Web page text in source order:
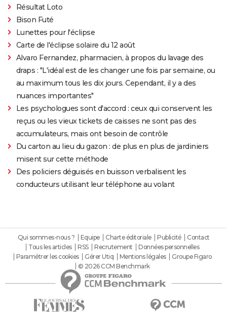
Résultat Loto
Bison Futé
Lunettes pour l'éclipse
Carte de l'éclipse solaire du 12 août
Alvaro Fernandez, pharmacien, à propos du lavage des
draps : "L'idéal est de les changer une fois par semaine, ou
au maximum tous les dix jours. Cependant, il y a des
nuances importantes"
Les psychologues sont d'accord : ceux qui conservent les
reçus ou les vieux tickets de caisses ne sont pas des
accumulateurs, mais ont besoin de contrôle
Du carton au lieu du gazon : de plus en plus de jardiniers
misent sur cette méthode
Des policiers déguisés en buisson verbalisent les
conducteurs utilisant leur téléphone au volant
Qui sommes-nous ? Equipe Charte éditoriale Publicité
Contact
Tous les articles
RSS Recrutement
Données personnelles
Paramétrer les cookies
Gérer Utiq Mentions légales
Groupe Figaro
© 2026 CCM Benchmark